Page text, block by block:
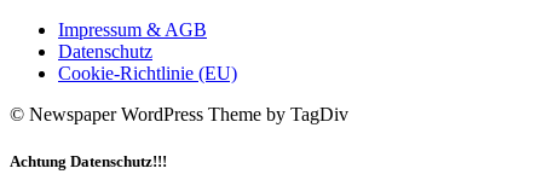
Impressum & AGB
Datenschutz
Cookie-Richtlinie (EU)
© Newspaper WordPress Theme by TagDiv
Achtung Datenschutz!!!